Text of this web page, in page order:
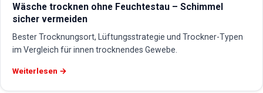
Wäsche trocknen ohne Feuchtestau – Schimmel
sicher vermeiden
Bester Trocknungsort, Lüftungsstrategie und Trockner-Typen
im Vergleich für innen trocknendes Gewebe.
Weiterlesen →